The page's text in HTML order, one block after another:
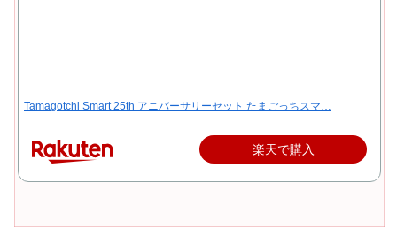
Tamagotchi Smart 25th アニバーサリーセット たまごっちスマ…
楽天で購入